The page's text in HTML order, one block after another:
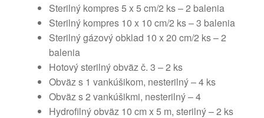
Sterilný kompres 5 x 5 cm/2 ks – 2 balenia
Sterilný kompres 10 x 10 cm/2 ks – 3 balenia
Sterilný gázový obklad 10 x 20 cm/2 ks – 2
balenia
Hotový sterilný obväz č. 3 – 2 ks
Obväz s 1 vankúšikom, nesterilný – 4 ks
Obväz s 2 vankúšikmi, nesterilný – 4
Hydrofilný obväz 10 cm x 5 m, sterilný – 2 ks